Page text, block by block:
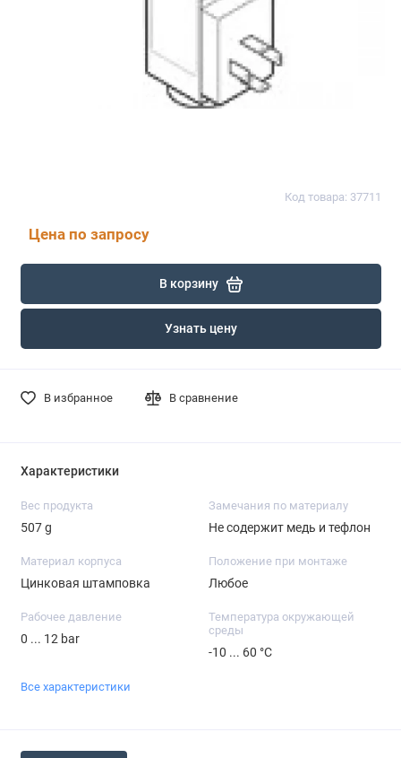
Код товара: 37711
Цена по запросу
В корзину
Узнать цену
В избранное В сравнение
Характеристики
Вес продукта
507 g
Замечания по материалу
Не содержит медь и тефлон
Материал корпуса
Цинковая штамповка
Положение при монтаже
Любое
Рабочее давление
0 ... 12 bar
Температура окружающей
среды
-10 ... 60 °C
Все характеристики